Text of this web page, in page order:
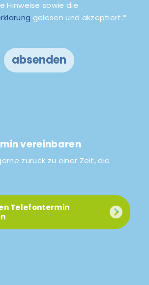
Hinweise sowie die
gelesen und akzeptiert.*
absenden
vereinbaren
zurück zu einer Zeit, die
Telefontermin